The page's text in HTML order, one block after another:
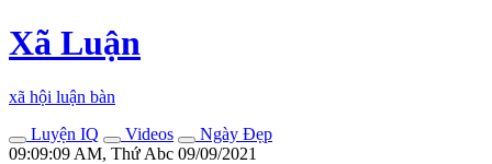
Xã Luận
xã hội luận bàn
Luyện IQ
Videos
Ngày Đẹp
09:09:09 AM, Thứ Abc 09/09/2021